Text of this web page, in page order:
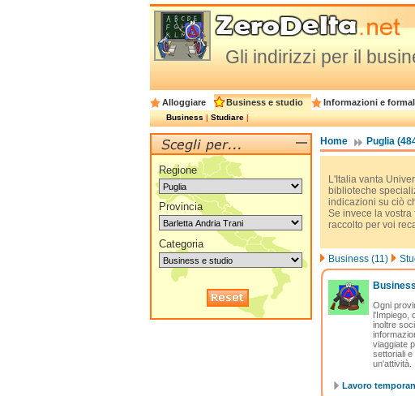
Gli indirizzi per il
Alloggiare Business e studio Informazioni e
Business|Studiare|
Home Puglia
L'Italia vanta
biblioteche
indicazioni su ciò
Se invece la
raccolto per voi
Business (11)
Business
Ogni
l'Impiego,
inoltre
viaggiate
settoriali e
un'attività.
Lavoro
Regione
Provincia
Categoria